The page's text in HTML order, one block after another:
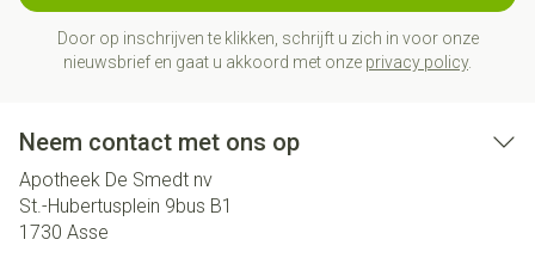
Door op inschrijven te klikken, schrijft u zich in voor onze
nieuwsbrief en gaat u akkoord met onze privacy policy.
Neem contact met ons op
Apotheek De Smedt nv
St.-Hubertusplein 9bus B1
1730 Asse